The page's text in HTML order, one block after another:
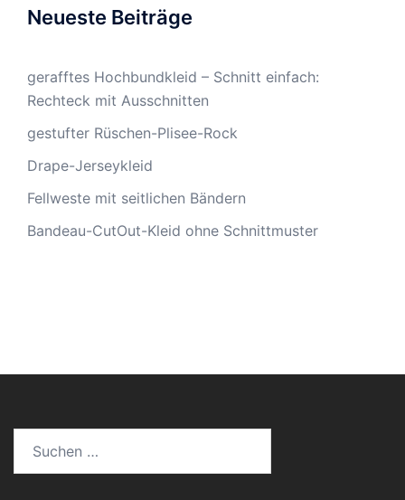
Neueste Beiträge
gerafftes Hochbundkleid – Schnitt einfach:
Rechteck mit Ausschnitten
gestufter Rüschen-Plisee-Rock
Drape-Jerseykleid
Fellweste mit seitlichen Bändern
Bandeau-CutOut-Kleid ohne Schnittmuster
nach: